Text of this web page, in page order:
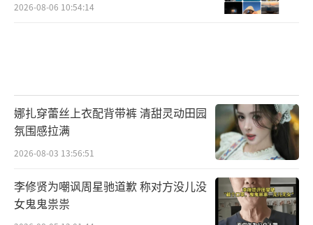
2026-08-06 10:54:14
娜扎穿蕾丝上衣配背带裤 清甜灵动田园
氛围感拉满
2026-08-03 13:56:51
李修贤为嘲讽周星驰道歉 称对方没儿没
女鬼鬼祟祟